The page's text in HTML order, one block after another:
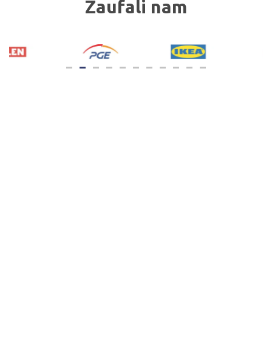
Zaufali nam